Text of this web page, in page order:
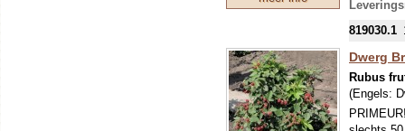
819030.1
Dwerg
Rubus
(Engels: